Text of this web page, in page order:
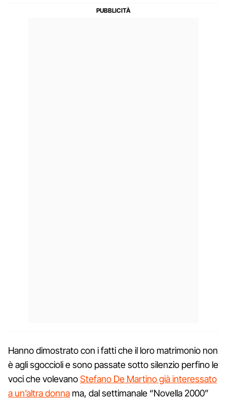
Hanno dimostrato con i fatti che il loro matrimonio non
è agli sgoccioli e sono passate sotto silenzio perfino le
voci che volevanoStefano De Martino già interessato
a un’altra donna ma, dal settimanale “Novella 2000”